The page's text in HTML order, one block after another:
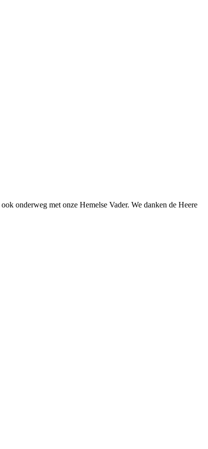
onderweg met onze Hemelse Vader. We danken de Heere